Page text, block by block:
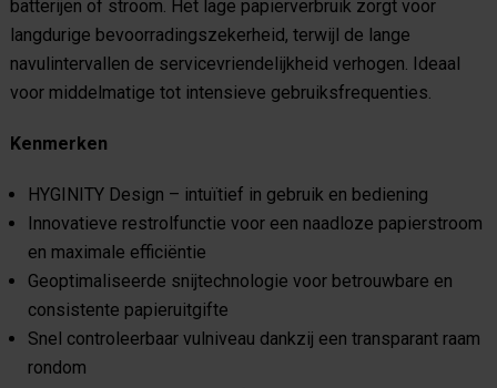
batterijen of stroom. Het lage papierverbruik zorgt voor
langdurige bevoorradingszekerheid, terwijl de lange
navulintervallen de servicevriendelijkheid verhogen. Ideaal
voor middelmatige tot intensieve gebruiksfrequenties.
Kenmerken
HYGINITY Design – intuïtief in gebruik en bediening
Innovatieve restrolfunctie voor een naadloze papierstroom
en maximale efficiëntie
Geoptimaliseerde snijtechnologie voor betrouwbare en
consistente papieruitgifte
Snel controleerbaar vulniveau dankzij een transparant raam
rondom